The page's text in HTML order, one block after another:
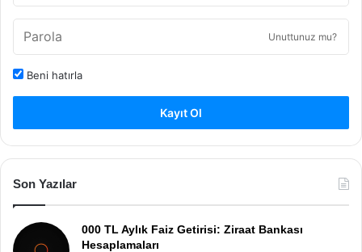
Unuttunuz mu?
Beni hatırla
Kayıt Ol
Son Yazılar
000 TL Aylık Faiz Getirisi: Ziraat Bankası
Hesaplamaları